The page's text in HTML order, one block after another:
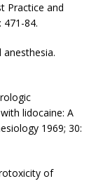
Practice and
471-84.
anesthesia.
lidocaine: A
1969; 30:
of